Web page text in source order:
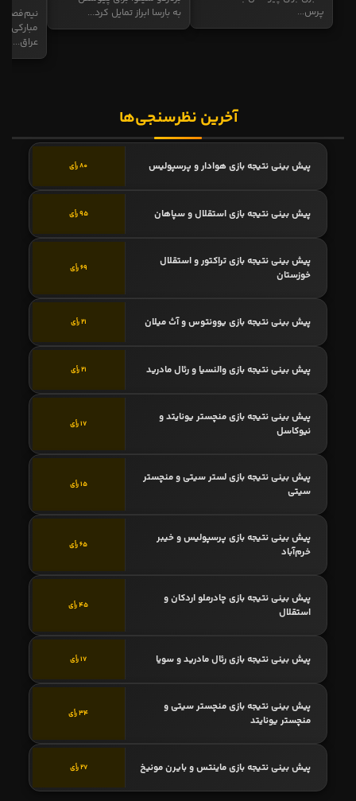
پرس...
به بارسا ابراز تمایل کرد...
نیم‌فصل
مبارکی
عراق...
آخرین نظرسنجی‌ها
پیش بینی نتیجه بازی هوادار و پرسپولیس 80 رأی
پیش بینی نتیجه بازی استقلال و سپاهان 95 رأی
پیش بینی نتیجه بازی تراکتور و استقلال
خوزستان
69 رأی
پیش بینی نتیجه بازی یوونتوس و آث میلان 21 رأی
پیش بینی نتیجه بازی والنسیا و رئال مادرید 21 رأی
پیش بینی نتیجه بازی منچستر یونایتد و
نیوکاسل
17 رأی
پیش بینی نتیجه بازی لستر سیتی و منچستر
سیتی
15 رأی
پیش بینی نتیجه بازی پرسپولیس و خیبر
خرم‌آباد
65 رأی
پیش بینی نتیجه بازی چادرملو اردکان و
استقلال
45 رأی
پیش بینی نتیجه بازی رئال مادرید و سویا 17 رأی
پیش بینی نتیجه بازی منچستر سیتی و
منچستر یونایتد
34 رأی
پیش بینی نتیجه بازی ماینتس و بایرن مونیخ 27 رأی